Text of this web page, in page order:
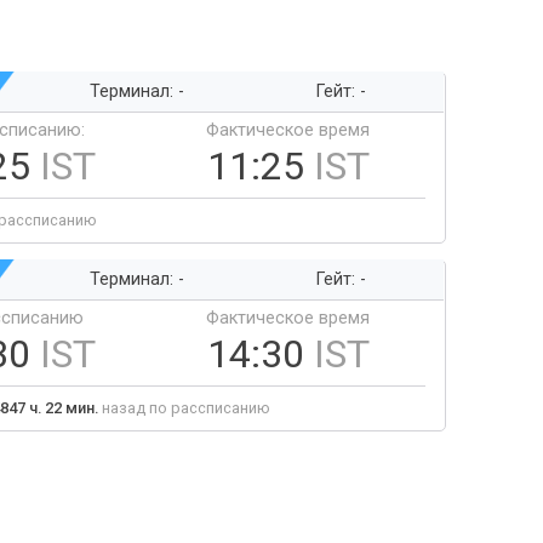
Терминал: -
Гейт: -
IST
Фактическое время
11:25 IST
Терминал: -
Гейт: -
IST
Фактическое время
14:30 IST
ч. 22 мин. назад по рассписанию